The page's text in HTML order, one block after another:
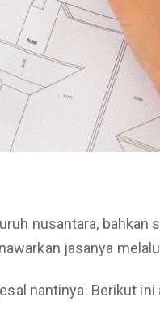
nusantara,
jasanya
nantinya. Berikut